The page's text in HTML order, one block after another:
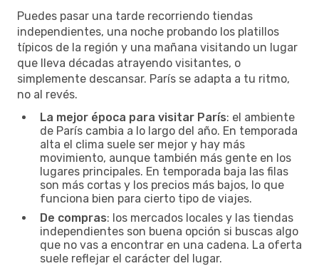
Puedes pasar una tarde recorriendo tiendas
independientes, una noche probando los platillos
típicos de la región y una mañana visitando un lugar
que lleva décadas atrayendo visitantes, o
simplemente descansar. París se adapta a tu ritmo,
no al revés.
La mejor época para visitar París: el ambiente
de París cambia a lo largo del año. En temporada
alta el clima suele ser mejor y hay más
movimiento, aunque también más gente en los
lugares principales. En temporada baja las filas
son más cortas y los precios más bajos, lo que
funciona bien para cierto tipo de viajes.
De compras: los mercados locales y las tiendas
independientes son buena opción si buscas algo
que no vas a encontrar en una cadena. La oferta
suele reflejar el carácter del lugar.